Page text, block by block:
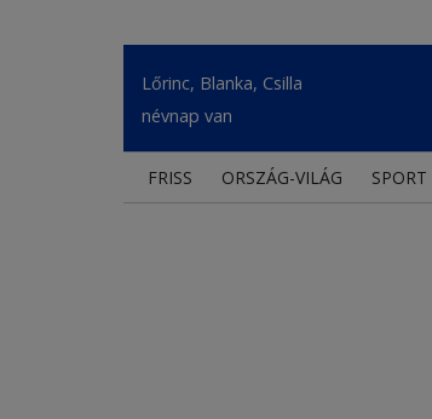
Lőrinc, Blanka, Csilla
névnap van
FRISS ORSZÁG-VILÁG SPORT